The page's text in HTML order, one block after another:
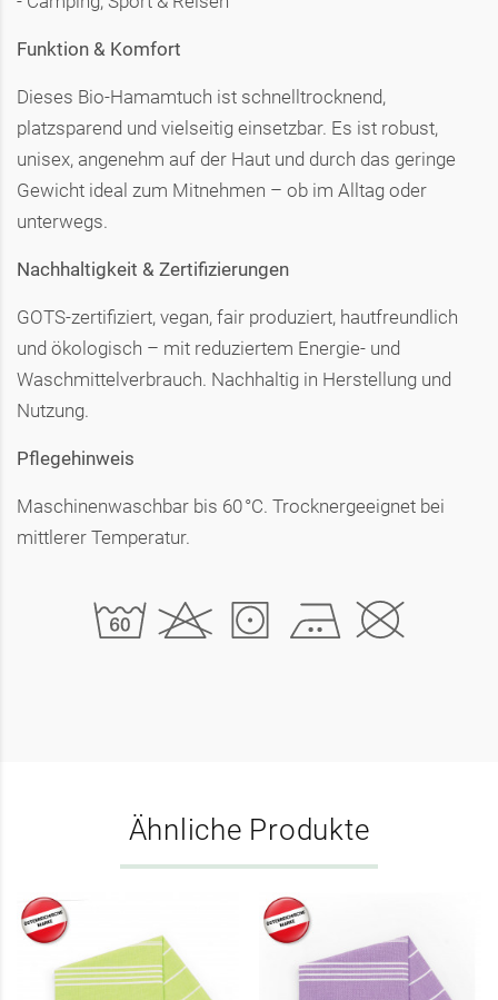
Funktion & Komfort
Dieses Bio-Hamamtuch ist schnelltrocknend,
platzsparend und vielseitig einsetzbar. Es ist robust,
unisex, angenehm auf der Haut und durch das geringe
Gewicht ideal zum Mitnehmen – ob im Alltag oder
unterwegs.
Nachhaltigkeit & Zertifizierungen
GOTS-zertifiziert, vegan, fair produziert, hautfreundlich
und ökologisch – mit reduziertem Energie- und
Waschmittelverbrauch. Nachhaltig in Herstellung und
Nutzung.
Pflegehinweis
Maschinenwaschbar bis 60 °C. Trocknergeeignet bei
mittlerer Temperatur.
Ähnliche Produkte